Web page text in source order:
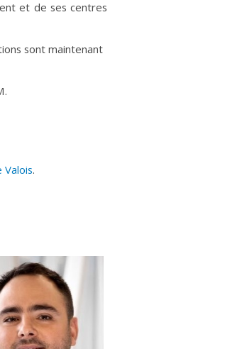
et de ses centres
sont maintenant
Valois.